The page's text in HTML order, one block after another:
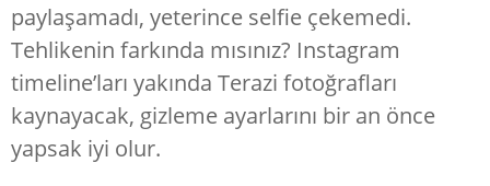
paylaşamadı, yeterince selfie çekemedi.
Tehlikenin farkında mısınız? Instagram
timeline’ları yakında Terazi fotoğrafları
kaynayacak, gizleme ayarlarını bir an önce
yapsak iyi olur.